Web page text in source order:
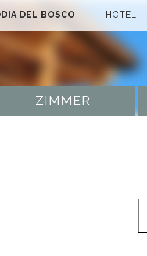
DEL BOSCO HOTEL
ZIMMER